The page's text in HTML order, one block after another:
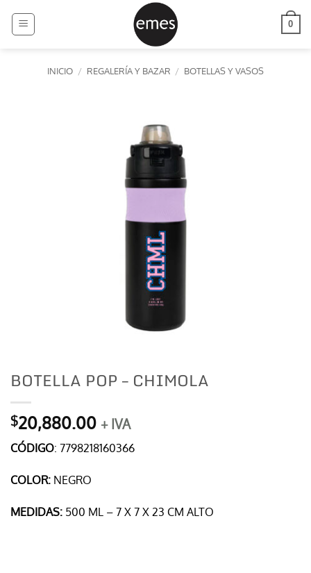
0
INICIO / REGALERÍA Y BAZAR / BOTELLAS Y VASOS
BOTELLA POP – CHIMOLA
$20,880.00 + IVA
CÓDIGO: 7798218160366
COLOR: NEGRO
MEDIDAS: 500 ML – 7 X 7 X 23 CM ALTO